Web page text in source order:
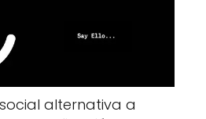
alternativa a